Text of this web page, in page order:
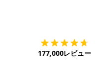
177,000レビュー